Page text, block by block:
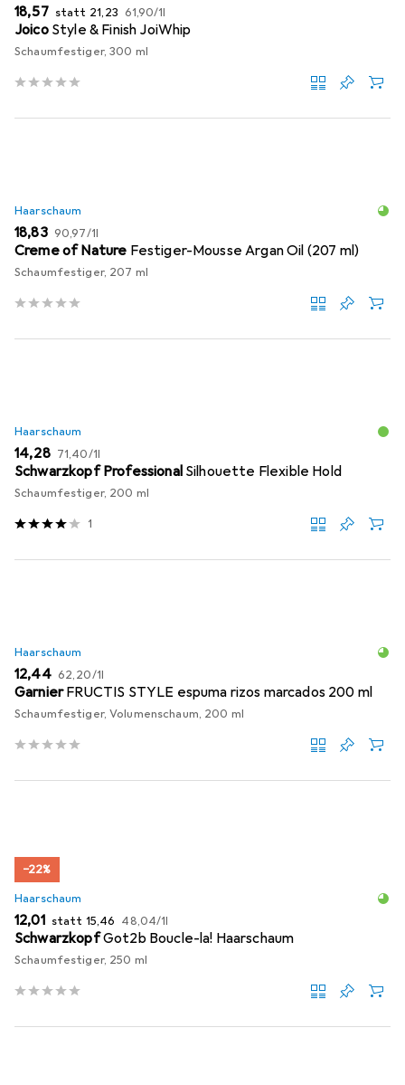
EUR
18,57 statt EUR
21,23 EUR
61,90/1l
Joico Style & Finish JoiWhip
Schaumfestiger, 300 ml
Haarschaum
EUR
18,83 EUR
90,97/1l
Creme of Nature Festiger-Mousse Argan Oil (207 ml)
Schaumfestiger, 207 ml
Haarschaum
EUR
14,28 EUR
71,40/1l
Schwarzkopf Professional Silhouette Flexible Hold
Schaumfestiger, 200 ml
1
Haarschaum
EUR
12,44 EUR
62,20/1l
GarnierFRUCTIS STYLE espuma rizos marcados 200 ml
Schaumfestiger, Volumenschaum, 200 ml
−22%
Haarschaum
EUR
12,01 statt EUR
15,46 EUR
48,04/1l
SchwarzkopfGot2b Boucle-la! Haarschaum
Schaumfestiger, 250 ml